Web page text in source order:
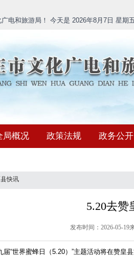
电和旅游局！ 今天是 2026年8月7日 星期
局概况 政策法规 政务公开
县快讯
5.20去赞
发布时间：2026-05-19
届“世界蜜蜂日（5.20）”主题活动将在赞皇